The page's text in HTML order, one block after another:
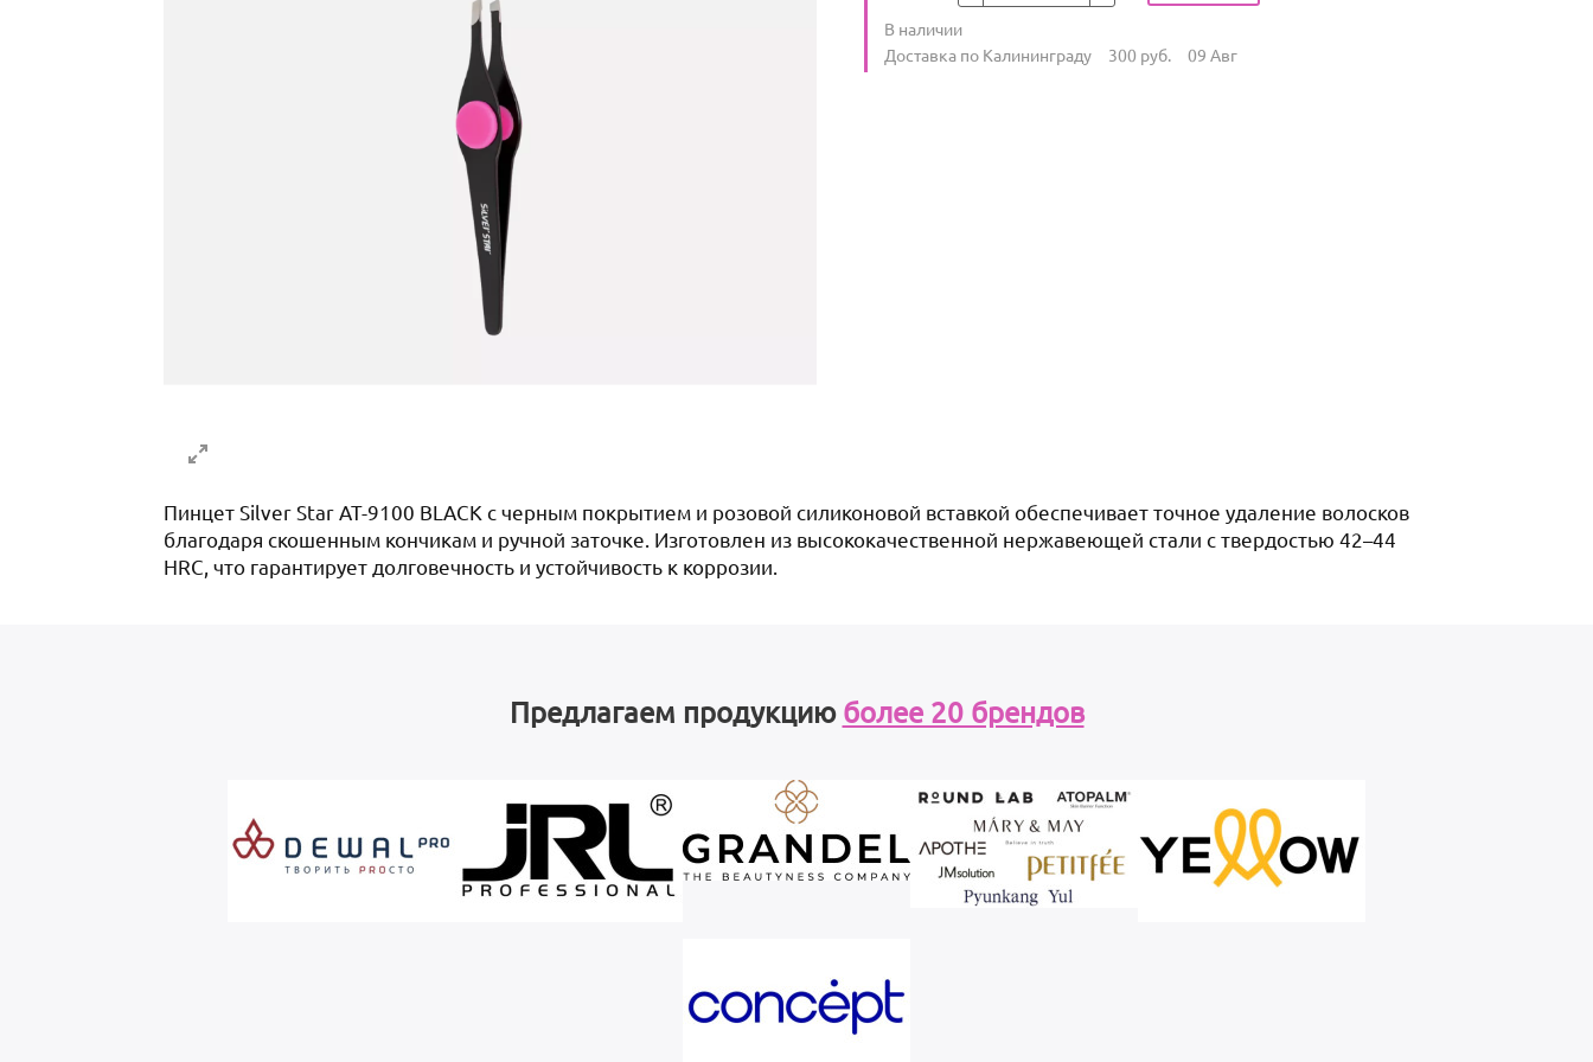
Количество
В наличии
Условия доставки
Доставка по Калининграду 300 руб. 09 Авг
Пинцет Silver Star AT-9100 BLACK с черным покрытием и розовой силиконовой вставкой обеспечивает точное удаление волосков
благодаря скошенным кончикам и ручной заточке. Изготовлен из высококачественной нержавеющей стали с твердостью 42–44
HRC, что гарантирует долговечность и устойчивость к коррозии.
Предлагаем продукцию более 20 брендов